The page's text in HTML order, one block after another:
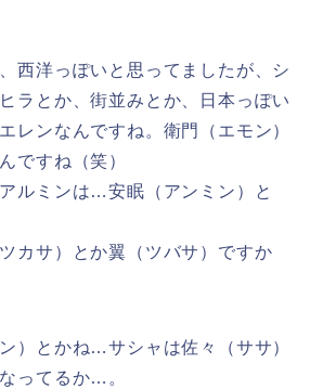
西洋っぽいと思ってましたが、シ
ラとか、街並みとか、日本っぽい
レンなんですね。衛門（エモン）
ですね（笑）
ルミンは…安眠（アンミン）と
カサ）とか翼（ツバサ）ですか
）とかね…サシャは佐々（ササ）
ってるか…。